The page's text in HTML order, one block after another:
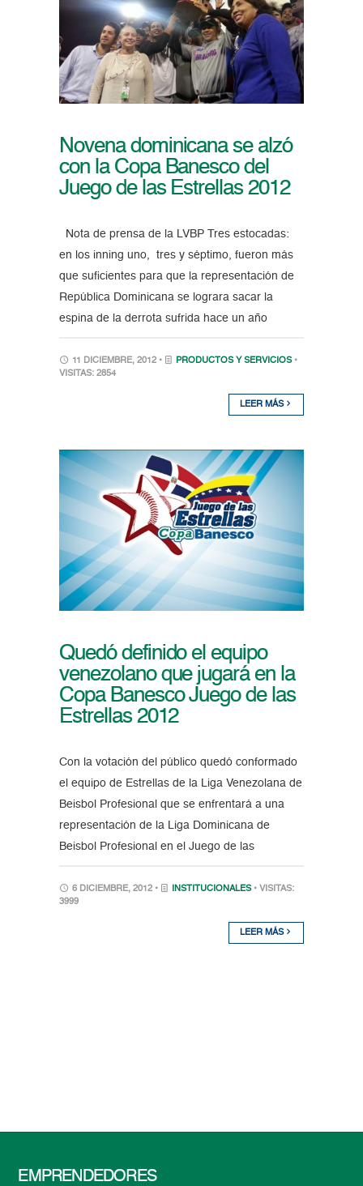
Novena dominicana se alzó
con la Copa Banesco del
Juego de las Estrellas 2012
Nota de prensa de la LVBP Tres estocadas:
en los inning uno, tres y séptimo, fueron más
que suficientes para que la representación de
República Dominicana se lograra sacar la
espina de la derrota sufrida hace un año
11 DICIEMBRE, 2012 • PRODUCTOS Y SERVICIOS •
VISITAS: 2854
LEER MÁS
Quedó definido el equipo
venezolano que jugará en la
Copa Banesco Juego de las
Estrellas 2012
Con la votación del público quedó conformado
el equipo de Estrellas de la Liga Venezolana de
Beisbol Profesional que se enfrentará a una
representación de la Liga Dominicana de
Beisbol Profesional en el Juego de las
6 DICIEMBRE, 2012 • INSTITUCIONALES • VISITAS:
3999
LEER MÁS
EMPRENDEDORES